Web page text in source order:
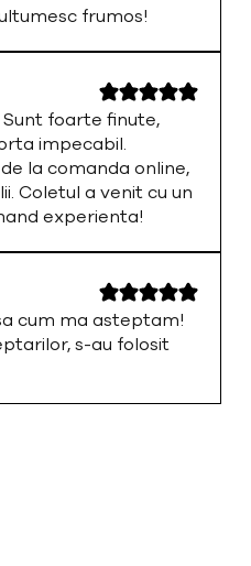
frumos!
foarte finute,
impecabil.
la comanda online,
Coletul a venit cu un
experienta!
cum ma asteptam!
s-au folosit